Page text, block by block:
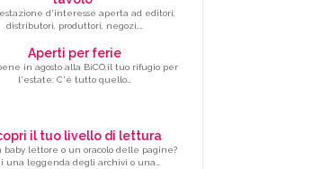
d'interesse aperta ad editori,
distributori, produttori, negozi,…
Aperti per ferie
in agosto alla BiCO,il tuo rifugio per
l'estate: C'è tutto quello…
il tuo livello di lettura
baby lettore o un oracolo delle pagine?
una leggenda degli archivi o una…